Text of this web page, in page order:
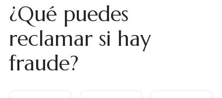
¿Qué puedes
reclamar si hay
fraude?